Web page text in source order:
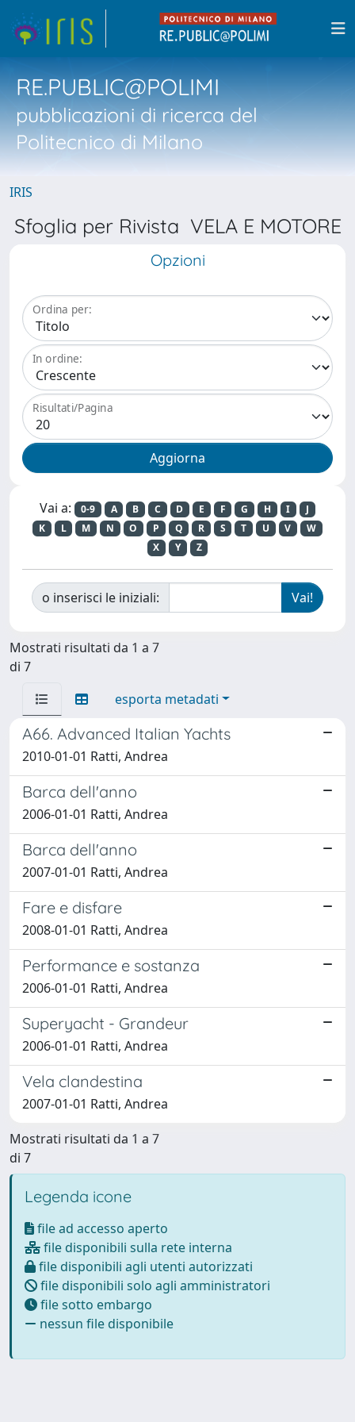
RE.PUBLIC@POLIMI
pubblicazioni di ricerca del
Politecnico di Milano
IRIS
Sfoglia per Rivista VELA E MOTORE
Opzioni
Ordina per:
In ordine:
Risultati/Pagina
Vai a: 0-9 A B C D E F G H I
J
K
L M N O P Q R S T U V
W
X
Y Z
o inserisci le iniziali:
Mostrati risultati da 1 a 7
di 7
esporta metadati
A66. Advanced Italian Yachts
2010-01-01 Ratti, Andrea
Barca dell'anno
2006-01-01 Ratti, Andrea
Barca dell'anno
2007-01-01 Ratti, Andrea
Fare e disfare
2008-01-01 Ratti, Andrea
Performance e sostanza
2006-01-01 Ratti, Andrea
Superyacht - Grandeur
2006-01-01 Ratti, Andrea
Vela clandestina
2007-01-01 Ratti, Andrea
Mostrati risultati da 1 a 7
di 7
Legenda icone
file ad accesso aperto
file disponibili sulla rete interna
file disponibili agli utenti autorizzati
file disponibili solo agli amministratori
file sotto embargo
nessun file disponibile